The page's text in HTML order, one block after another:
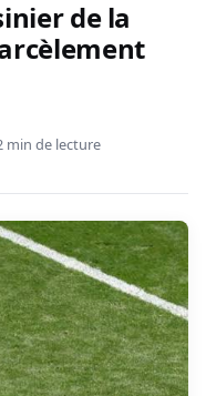
de la
min de lecture